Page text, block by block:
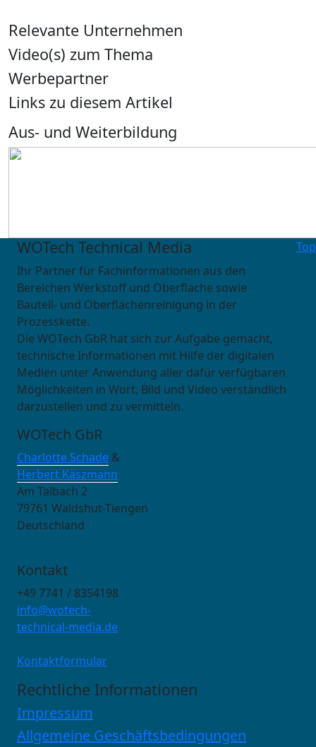
Relevante Unternehmen
Video(s) zum Thema
Werbepartner
Links zu diesem Artikel
Aus- und Weiterbildung
Top
WOTech Technical Media
Ihr Partner für Fachinformationen aus den
Bereichen Werkstoff und Oberfläche sowie
Bauteil- und Oberflächenreinigung in der
Prozesskette.
Die WOTech GbR hat sich zur Aufgabe gemacht,
technische Informationen mit Hilfe der digitalen
Medien unter Anwendung aller dafür verfügbaren
Möglichkeiten in Wort, Bild und Video verständlich
darzustellen und zu vermitteln.
WOTech GbR
Charlotte Schade &
Herbert Käszmann
Am Talbach 2
79761 Waldshut-Tiengen
Deutschland
Kontakt
+49 7741 / 8354198
info@wotech-
technical-media.de
Kontaktformular
Rechtliche Informationen
Impressum
Allgemeine Geschäftsbedingungen